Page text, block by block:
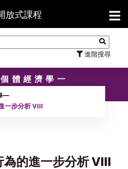
放式課程
進階搜尋
【
體經濟學一
一
一步分析 VIII
的進一步分析 VIII